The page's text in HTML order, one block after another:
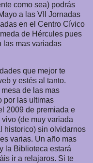
como sea) podrás
a las VII Jornadas
en el Centro Cívico
de Hércules pues
las mas variadas
que mejor te
y estés al tanto.
de las mas
por las ultimas
2009 de premiada e
(de muy variada
historico) sin olvidarnos
varias. Un año mas
la Biblioteca estará
ir a relajaros. Si te